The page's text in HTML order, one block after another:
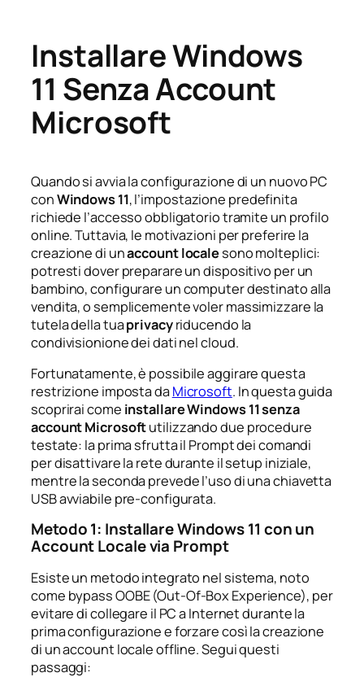
Installare Windows
11 Senza Account
Microsoft
Quando si avvia la configurazione di un nuovo PC
conWindows 11, l’impostazione predefinita
richiede l’accesso obbligatorio tramite un profilo
online. Tuttavia, le motivazioni per preferire la
creazione di unaccount localesono molteplici:
potresti dover preparare un dispositivo per un
bambino, configurare un computer destinato alla
vendita, o semplicemente voler massimizzare la
tutela della tuaprivacyriducendo la
condivisionione dei dati nel cloud.
Fortunatamente, è possibile aggirare questa
restrizione imposta daMicrosoft. In questa guida
scoprirai come installare Windows 11 senza
account Microsoftutilizzando due procedure
testate: la prima sfrutta il Prompt dei comandi
per disattivare la rete durante il setup iniziale,
mentre la seconda prevede l’uso di una chiavetta
USB avviabile pre-configurata.
Metodo 1: Installare Windows 11 con un
Account Locale via Prompt
Esiste un metodo integrato nel sistema, noto
come bypass OOBE (Out-Of-Box Experience), per
evitare di collegare il PC a Internet durante la
prima configurazione e forzare così la creazione
di un account locale offline. Segui questi
passaggi: